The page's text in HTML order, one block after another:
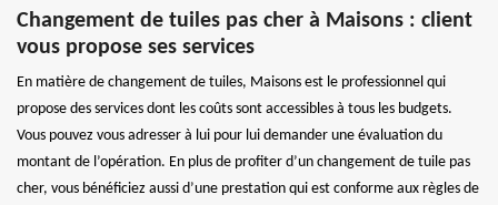
Changement de tuiles pas cher à Maisons : client
vous propose ses services
En matière de changement de tuiles, Maisons est le professionnel qui
propose des services dont les coûts sont accessibles à tous les budgets.
Vous pouvez vous adresser à lui pour lui demander une évaluation du
montant de l’opération. En plus de profiter d’un changement de tuile pas
cher, vous bénéficiez aussi d’une prestation qui est conforme aux règles de